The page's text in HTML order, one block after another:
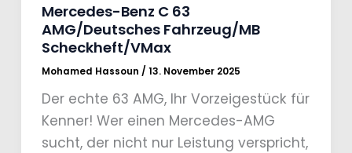
Mercedes-Benz C 63
AMG/Deutsches Fahrzeug/MB
Scheckheft/VMax
Mohamed Hassoun / 13. November 2025
Der echte 63 AMG, Ihr Vorzeigestück für
Kenner! Wer einen Mercedes-AMG
sucht, der nicht nur Leistung verspricht,